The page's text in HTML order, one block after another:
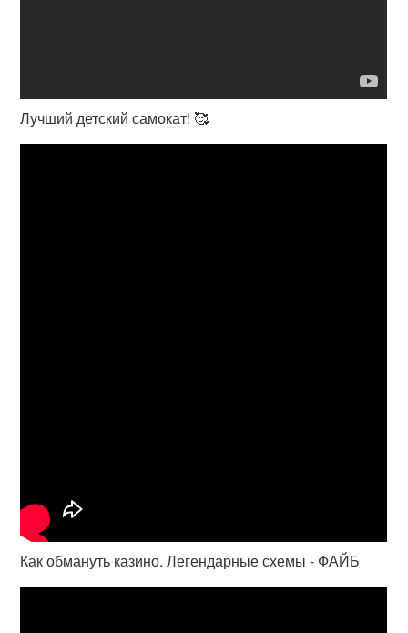
Лучший детский самокат! 🥰
Как обмануть казино. Легендарные схемы - ФАЙБ